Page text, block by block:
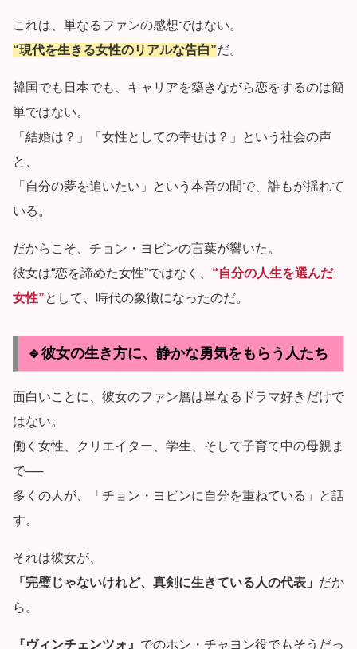
これは、単なるファンの感想ではない。
“現代を生きる女性のリアルな告白”だ。
韓国でも日本でも、キャリアを築きながら恋をするのは簡
単ではない。
「結婚は？」「女性としての幸せは？」という社会の声
と、
「自分の夢を追いたい」という本音の間で、誰もが揺れて
いる。
だからこそ、チョン・ヨビンの言葉が響いた。
彼女は“恋を諦めた女性”ではなく、 “自分の人生を選んだ
女性”として、時代の象徴になったのだ。
🔹彼女の生き方に、静かな勇気をもらう人たち
面白いことに、彼女のファン層は単なるドラマ好きだけで
はない。
働く女性、クリエイター、学生、そして子育て中の母親ま
で──
多くの人が、「チョン・ヨビンに自分を重ねている」と話
す。
それは彼女が、
「完璧じゃないけれど、真剣に生きている人の代表」 だか
ら。
『ヴィンチェンツォ』 でのホン・チャヨン役でもそうだっ